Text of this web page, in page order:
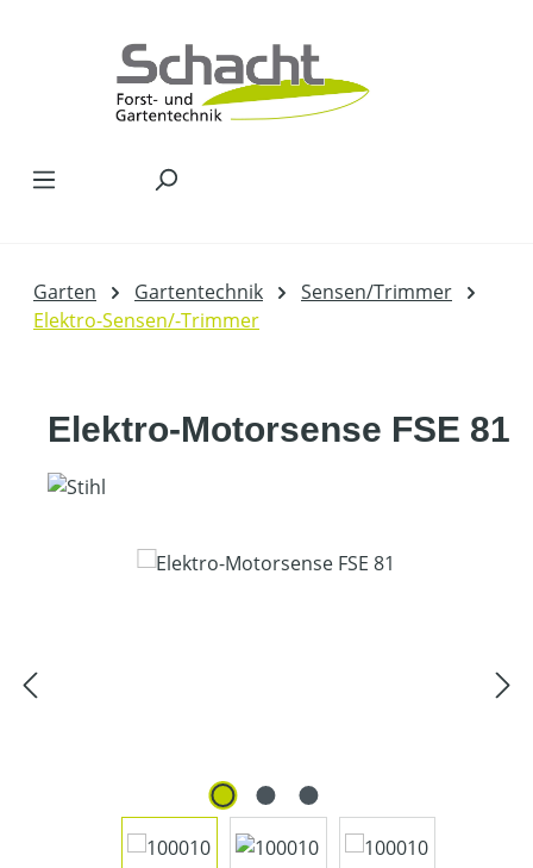
Garten Gartentechnik
Sensen/Trimmer
Elektro-Sensen/-Trimmer
Elektro-Motorsense FSE 81
Bildergalerie überspringen